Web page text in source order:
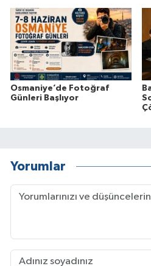
Osmaniye’de Fotoğraf
Günleri Başlıyor
Yorumlar